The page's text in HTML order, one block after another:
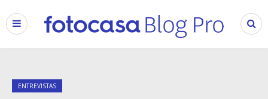
ENTREVISTAS